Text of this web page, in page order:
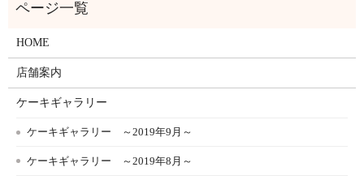
HOME
店舗案内
ケーキギャラリー
ケーキギャラリー ～2019年9月～
ケーキギャラリー ～2019年8月～